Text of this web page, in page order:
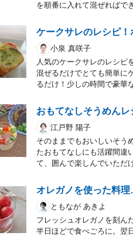
を順番に入れて混ぜればで
ケークサレのレシピ
小泉 真咲子
人気のケークサレのレシピ
混ぜるだけでとても簡単に
るだけ！少しの時間で豪華
おもてなしそうめん
江戸野 陽子
そのままでもおいしいそう
たおもてなしにも活躍間違
て、囲んで楽しんでいただ
オレガノを使った料
ともなが あきよ
フレッシュオレガノを刻ん
半日ほどで食べごろに。翌